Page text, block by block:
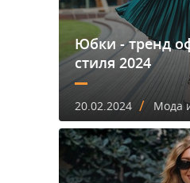
Юбки - тренд
стиля 2024
20.02.2024 / Мода